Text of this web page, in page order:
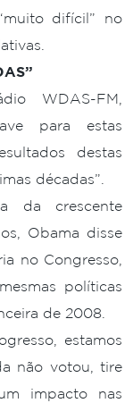
difícil” no
WDAS-FM,
para estas
destas
décadas”.
da crescente
Obama disse
no Congresso,
políticas
de 2008.
estamos
não votou, tire
impacto nas